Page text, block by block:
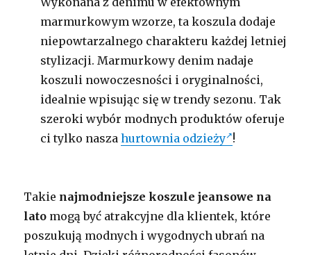
marmurkowym wzorze, ta koszula dodaje
niepowtarzalnego charakteru każdej letniej
stylizacji. Marmurkowy denim nadaje
koszuli nowoczesności i oryginalności,
idealnie wpisując się w trendy sezonu. Tak
szeroki wybór modnych produktów oferuje
ci tylko naszahurtownia odzieży !
Takie najmodniejsze koszule jeansowe na
lato mogą być atrakcyjne dla klientek, które
poszukują modnych i wygodnych ubrań na